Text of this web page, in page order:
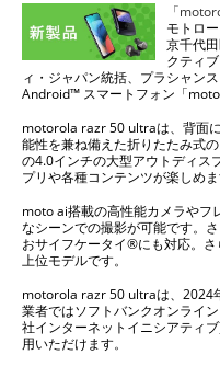
「
モトロ
京千代
クティ
ィ・ジャパン統括、プラシャン
Android™ スマートフォン「
motorola razr 50 ultraは、背面
能性を兼ね備えた折りたたみ式
の4.0インチの大型アウトディス
プリや各種コンテンツが楽しめま
moto ai搭載の高性能カメラやフ
なシーンでの撮影が可能です。
おサイフケータイ®にも対応。
上位モデルです。
motorola razr 50 ultraは、2024
業者ではソフトバンクオンライ
社インターネットイニシアティ
用いただけます。